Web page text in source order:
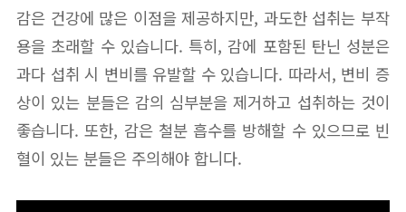
감은 건강에 많은 이점을 제공하지만, 과도한 섭취는 부작
용을 초래할 수 있습니다. 특히, 감에 포함된 탄닌 성분은
과다 섭취 시 변비를 유발할 수 있습니다. 따라서, 변비 증
상이 있는 분들은 감의 심부분을 제거하고 섭취하는 것이
좋습니다. 또한, 감은 철분 흡수를 방해할 수 있으므로 빈
혈이 있는 분들은 주의해야 합니다.